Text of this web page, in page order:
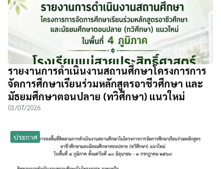
รายงานการดำเนินงานสถานศึกษาโครงการการ
จัดการศึกษาเรียนร่วมหลักสูตรอาชีวศึกษา และ
มัธยมศึกษาตอนปลาย (ทวิศึกษา) แนวใหม่
01/07/2026
ประกาศ